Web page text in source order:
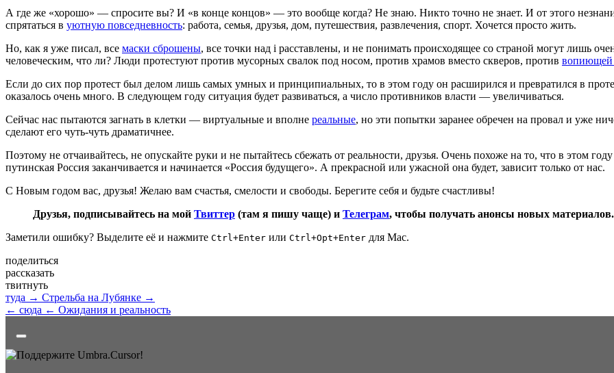
А где же «хорошо» — спросите вы? И «в конце концов» — это вообще когда? Не знаю. Никто точно не знает. И от этого
спрятаться в уютную повседневность: работа, семья, друзья, дом, путешествия, развлечения, спорт. Хочется просто жить.
Но, как я уже писал, все маски сброшены, все точки над i расставлены, и не понимать происходящее со страной могут лишь
человеческим, что ли? Люди протестуют против мусорных свалок под носом, против храмов вместо скверов, против вопиющей
Если до сих пор протест был делом лишь самых умных и принципиальных, то в этом году он расширился и превратился в
оказалось очень много. В следующем году ситуация будет развиваться, а число противников власти — увеличиваться.
Сейчас нас пытаются загнать в клетки — виртуальные и вполне реальные, но эти попытки заранее обречен на провал и уже
сделают его чуть-чуть драматичнее.
Поэтому не отчаивайтесь, не опускайте руки и не пытайтесь сбежать от реальности, друзья. Очень похоже на то, что в этом
путинская Россия заканчивается и начинается «Россия будущего». А прекрасной или ужасной она будет, зависит только от нас.
С Новым годом вас, друзья! Желаю вам счастья, смелости и свободы. Берегите себя и будьте счастливы!
Друзья, подписывайтесь на мой Твиттер (там я пишу чаще) и Телеграм, чтобы получать анонсы новых материалов.
Заметили ошибку? Выделите её и нажмите Ctrl+Enter или Ctrl+Opt+Enter для Mac.
поделиться
рассказать
твитнуть
туда → Стрельба на Лубянке →
← сюда ← Ожидания и реальность